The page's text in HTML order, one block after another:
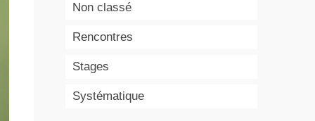
Non classé
Rencontres
Stages
Systématique